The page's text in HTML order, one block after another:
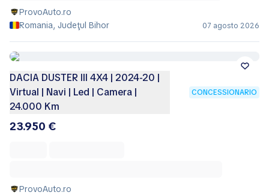
ProvoAuto.ro
Romania, Judeţul Bihor
07 agosto 2026
DACIA DUSTER III 4X4 | 2024-20 |
Virtual | Navi | Led | Camera |
24.000 Km
CONCESSIONARIO
23.950 €
ProvoAuto.ro